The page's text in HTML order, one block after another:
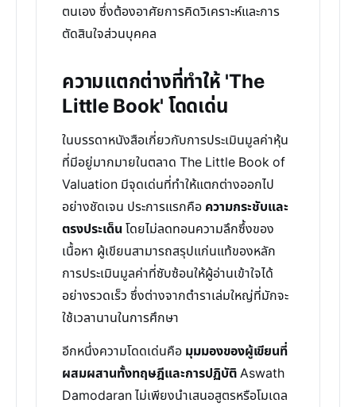
ตนเอง ซึ่งต้องอาศัยการคิดวิเคราะห์และการ
ตัดสินใจส่วนบุคคล
ความแตกต่างที่ทำให้ 'The
Little Book' โดดเด่น
ในบรรดาหนังสือเกี่ยวกับการประเมินมูลค่าหุ้น
ที่มีอยู่มากมายในตลาด The Little Book of
Valuation มีจุดเด่นที่ทำให้แตกต่างออกไป
อย่างชัดเจน ประการแรกคือ ความกระชับและ
ตรงประเด็น โดยไม่ลดทอนความลึกซึ้งของ
เนื้อหา ผู้เขียนสามารถสรุปแก่นแท้ของหลัก
การประเมินมูลค่าที่ซับซ้อนให้ผู้อ่านเข้าใจได้
อย่างรวดเร็ว ซึ่งต่างจากตำราเล่มใหญ่ที่มักจะ
ใช้เวลานานในการศึกษา
อีกหนึ่งความโดดเด่นคือ มุมมองของผู้เขียนที่
ผสมผสานทั้งทฤษฎีและการปฏิบัติAswath
Damodaran ไม่เพียงนำเสนอสูตรหรือโมเดล